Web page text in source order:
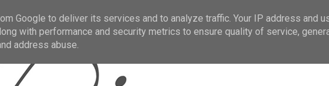
Google to deliver its services and to analyze traffic. Your IP address and
with performance and security metrics to ensure quality of service,
address abuse.